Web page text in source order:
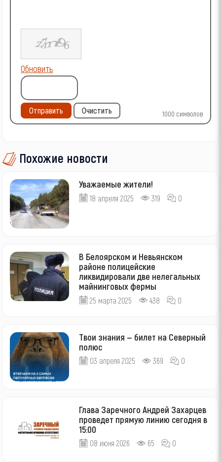
1000 символов
Обновить
Отправить Очистить
Похожие новости
Уважаемые жители!
18 апреля 2025 319 0
В Белоярском и Невьянском
районе полицейские
ликвидировали две нелегальных
майнинговых фермы
25 марта 2025 438 0
Твои знания — билет на Северный
полюс
03 апреля 2025 369 0
Глава Заречного Андрей Захарцев
проведет прямую линию сегодня в
15:00
08 июня 2026 65 0